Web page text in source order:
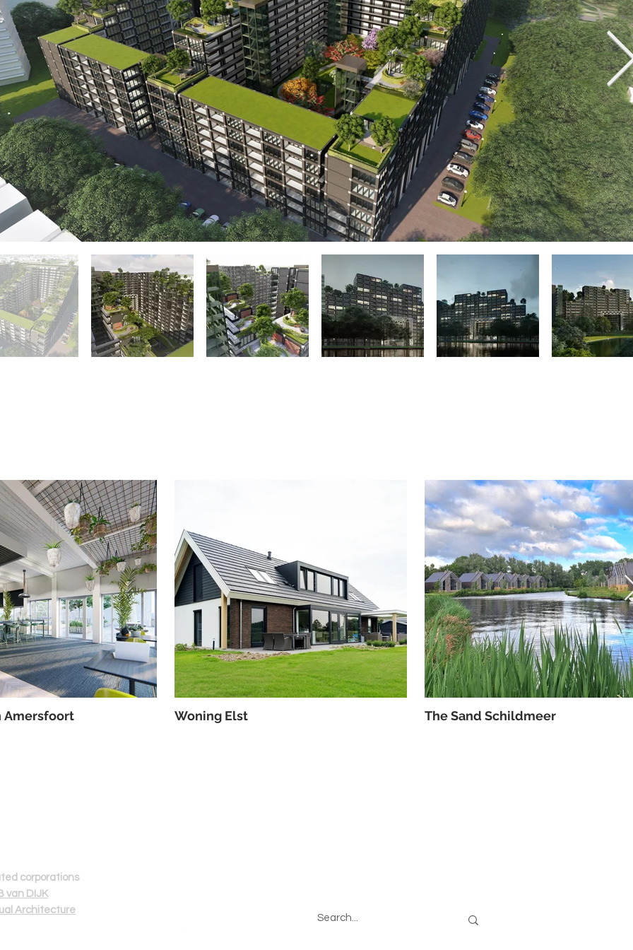
Amersfoort Woning Elst The Sand Schildmeer
corporations
van DIJK
Architecture